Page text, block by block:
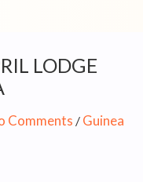
LODGE
Comments / Guinea